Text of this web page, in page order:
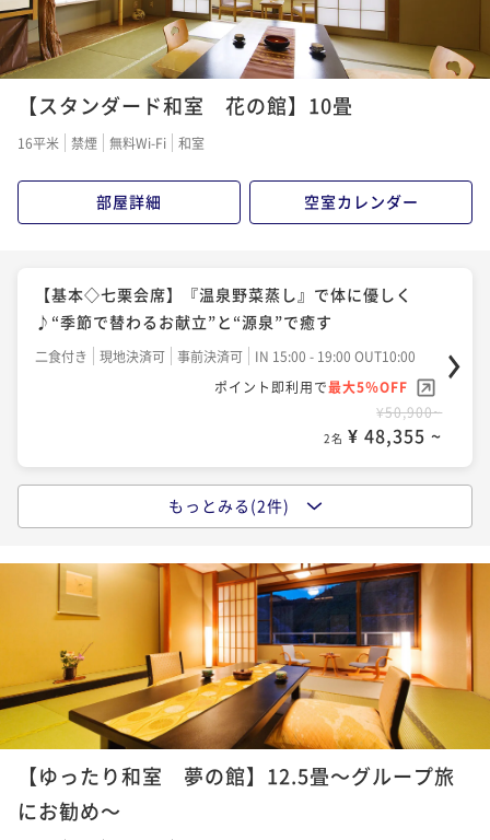
【スタンダード和室 花の館】10畳
16平米 禁煙 無料Wi-Fi 和室
部屋詳細 空室カレンダー
【基本◇七栗会席】『温泉野菜蒸し』で体に優しく
♪“季節で替わるお献立”と“源泉”で癒す
二食付き 現地決済可 事前決済可
IN 15:00 - 19:00 OUT10:00
ポイント即利用で最大5％OFF
¥50,900~
2名 ¥ 48,355 ~
【人気No．1 榊会席】“鉄板焼き”で楽しむ松阪牛！
二食付き 現地決済可 事前決済可
IN 15:00 - 19:00 OUT10:00
ポイント即利用で
最大5％OFF
¥57,500~
2名 ¥ 54,625 ~
夫婦旅 ～3大特典～＜夕食メインの和牛が松阪牛に無
料グレードUP！＞三重の魅力たっぷり
二食付き
もっとみる(2件)
【ゆったり和室 夢の館】12.5畳～グループ旅
にお勧め～